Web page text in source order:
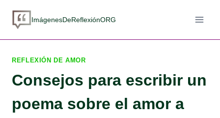
ImágenesDeReflexiónORG
REFLEXIÓN DE AMOR
Consejos para escribir un
poema sobre el amor a